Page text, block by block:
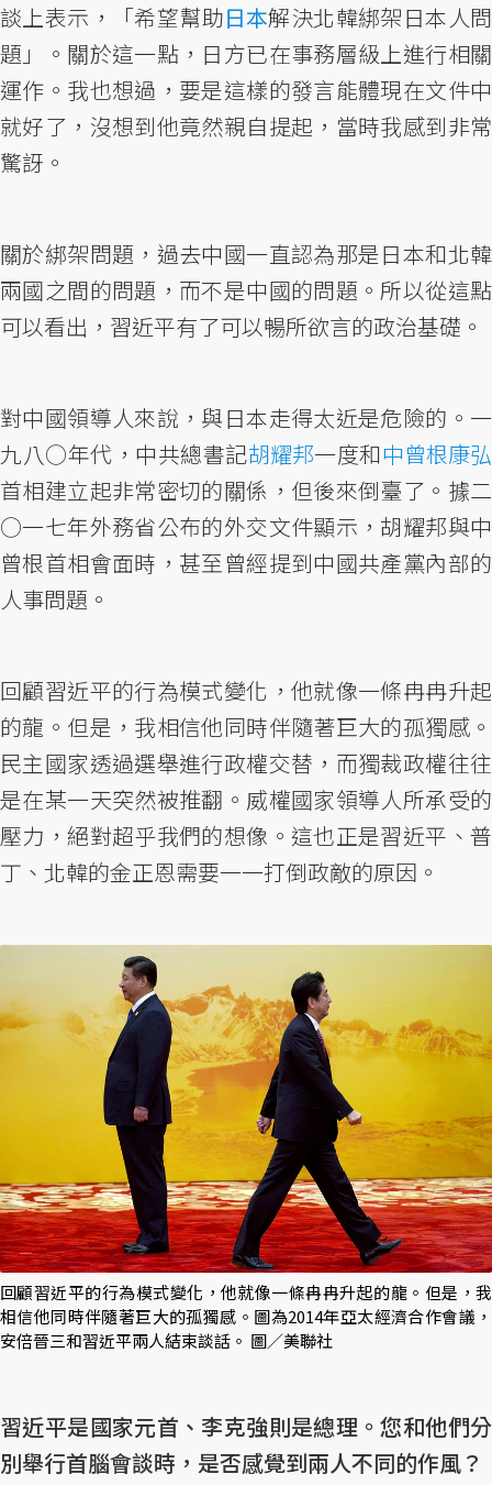
談上表示，「希望幫助日本解決北韓綁架日本人問
題」。關於這一點，日方已在事務層級上進行相關
運作。我也想過，要是這樣的發言能體現在文件中
就好了，沒想到他竟然親自提起，當時我感到非常
驚訝。
關於綁架問題，過去中國一直認為那是日本和北韓
兩國之間的問題，而不是中國的問題。所以從這點
可以看出，習近平有了可以暢所欲言的政治基礎。
對中國領導人來說，與日本走得太近是危險的。一
九八○年代，中共總書記胡耀邦一度和中曾根康弘
首相建立起非常密切的關係，但後來倒臺了。據二
○一七年外務省公布的外交文件顯示，胡耀邦與中
曾根首相會面時，甚至曾經提到中國共產黨內部的
人事問題。
回顧習近平的行為模式變化，他就像一條冉冉升起
的龍。但是，我相信他同時伴隨著巨大的孤獨感。
民主國家透過選舉進行政權交替，而獨裁政權往往
是在某一天突然被推翻。威權國家領導人所承受的
壓力，絕對超乎我們的想像。這也正是習近平、普
丁、北韓的金正恩需要一一打倒政敵的原因。
回顧習近平的行為模式變化，他就像一條冉冉升起的龍。但是，我
相信他同時伴隨著巨大的孤獨感。圖為2014年亞太經濟合作會議，
安倍晉三和習近平兩人結束談話。 圖／美聯社
習近平是國家元首、李克強則是總理。您和他們分
別舉行首腦會談時，是否感覺到兩人不同的作風？